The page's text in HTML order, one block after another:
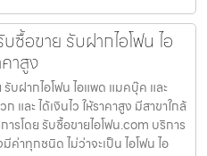
ซื้อขาย รับฝากไอโฟน ไอ
าสูง
บฝากไอโฟน ไอแพด แมคบุ๊ค และ
และ ได้เงินไว ให้ราคาสูง มีสาขาใกล้
รโดย รับซื้อขายไอโฟน.com บริการ
ค่าทุกชนิด ไม่ว่าจะเป็น ไอโฟน ไอ